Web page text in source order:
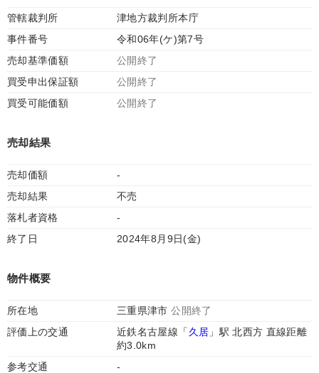
管轄裁判所
津地方裁判所本庁
事件番号
令和06年(ケ)第7号
売却基準価額
公開終了
買受申出保証額
公開終了
買受可能価額
公開終了
売却結果
売却価額
-
売却結果
不売
落札者資格
-
終了日
2024年8月9日(金)
物件概要
所在地 三重県津市公開終了
評価上の交通
近鉄名古屋線「 久居 」駅 北西方 直線距離
約3.0km
参考交通
-